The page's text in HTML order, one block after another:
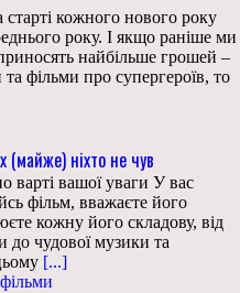
кожного нового року
року. І якщо раніше ми
найбільше грошей –
фільми про супергероїв, то
(майже) ніхто не чув
варті вашої уваги У вас
фільм, вважаєте його
кожну його складову, від
до чудової музики та
[...]